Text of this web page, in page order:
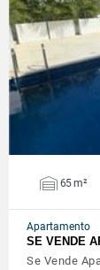
65 m²
Apartamento
SE VENDE
Se Vende